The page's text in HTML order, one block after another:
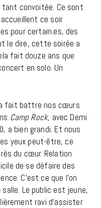
convoitée. Ce sont
accueillent ce soir
pour certain.es, des
le dire, cette soirée a
fait douze ans que
en solo. Un
a fait battre nos cœurs
Camp Rock, avec Demi
a bien grandi. Et nous
yeux peut-être, ce
du cœur. Relation
de se défaire des
C’est ce que l’on
Le public est jeune,
ravi d’assister